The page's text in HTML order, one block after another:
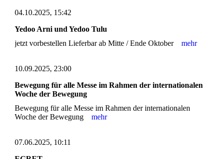
04.10.2025, 15:42
Yedoo Arni und Yedoo Tulu
jetzt vorbestellen Lieferbar ab Mitte / Ende Oktober mehr
10.09.2025, 23:00
Bewegung für alle Messe im Rahmen der internationalen
Woche der Bewegung
Bewegung für alle Messe im Rahmen der internationalen
Woche der Bewegung mehr
07.06.2025, 10:11